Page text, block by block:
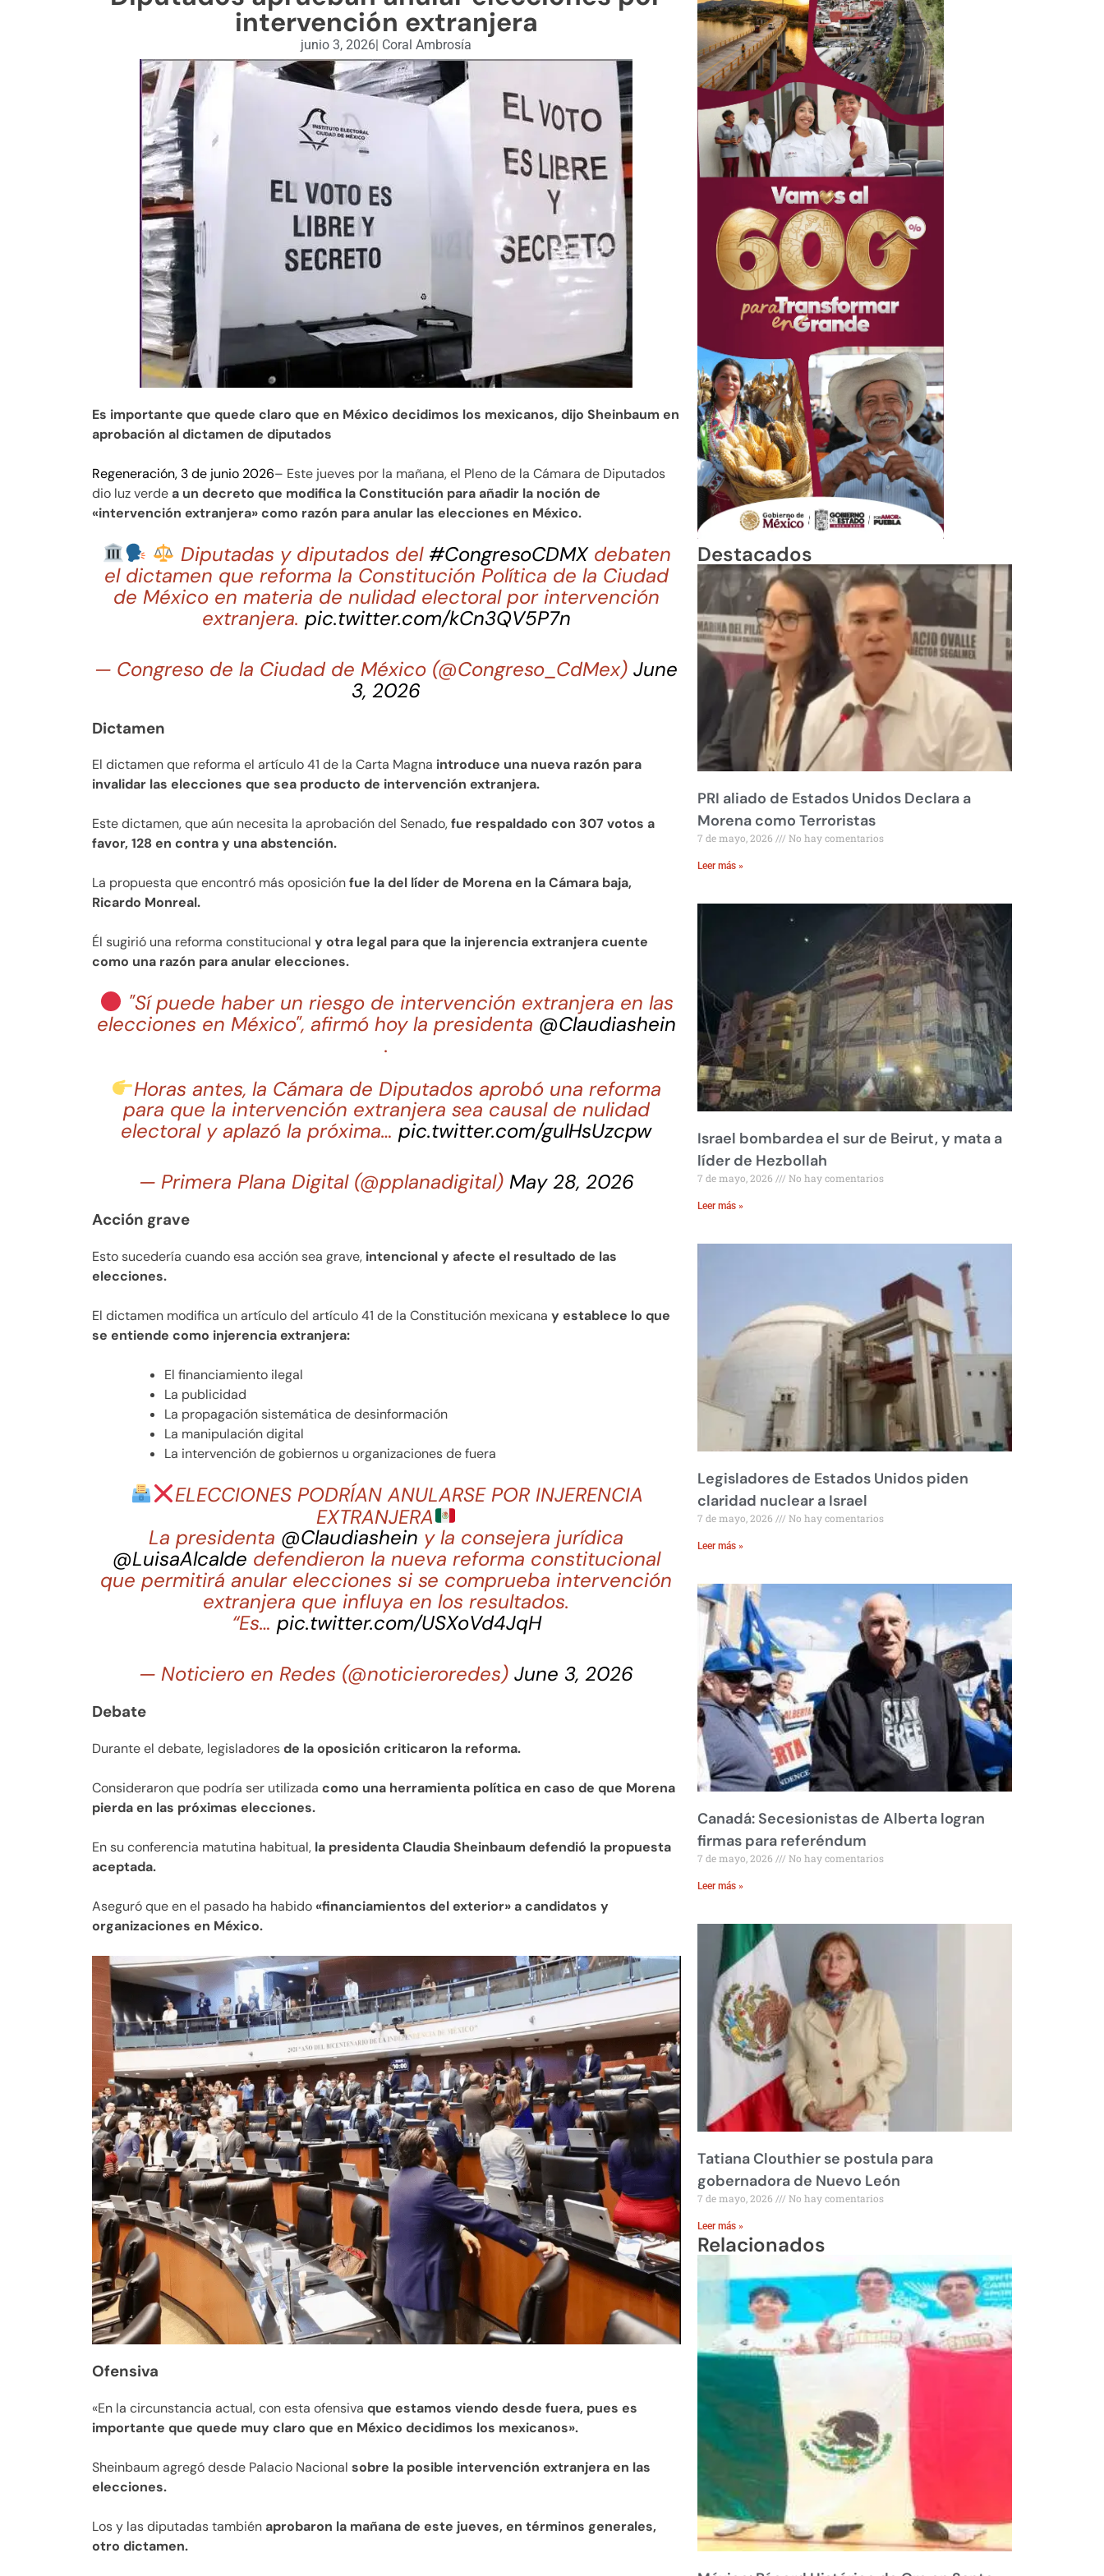
intervención extranjera
junio 3, 2026 Coral Ambrosía
Es importante que quede claro que en México decidimos los mexicanos, dijo Sheinbaum en
aprobación al dictamen de diputados
Regeneración, 3 de junio 2026– Este jueves por la mañana, el Pleno de la Cámara de Diputados
dio luz verdea un decreto que modifica la Constitución para añadir la noción de
«intervención extranjera» como razón para anular las elecciones en México.
Diputadas y diputados del #CongresoCDMXdebaten
el dictamen que reforma la Constitución Política de la Ciudad
de México en materia de nulidad electoral por intervención
extranjera. pic.twitter.com/kCn3QV5P7n
— Congreso de la Ciudad de México (@Congreso_CdMex)June
3, 2026
Dictamen
El dictamen que reforma el artículo 41 de la Carta Magna introduce una nueva razón para
invalidar las elecciones que sea producto de intervención extranjera.
Este dictamen, que aún necesita la aprobación del Senado,fue respaldado con 307 votos a
favor, 128 en contra y una abstención.
La propuesta que encontró más oposiciónfue la del líder de Morena en la Cámara baja,
Ricardo Monreal.
Él sugirió una reforma constitucional y otra legal para que la injerencia extranjera cuente
como una razón para anular elecciones.
"Sí puede haber un riesgo de intervención extranjera en las
elecciones en México", afirmó hoy la presidenta @Claudiashein
.
Horas antes, la Cámara de Diputados aprobó una reforma
para que la intervención extranjera sea causal de nulidad
electoral y aplazó la próxima…pic.twitter.com/gulHsUzcpw
— Primera Plana Digital (@pplanadigital) May 28, 2026
Acción grave
Esto sucedería cuando esa acción sea grave, intencional y afecte el resultado de las
elecciones.
El dictamen modifica un artículo del artículo 41 de la Constitución mexicana y establece lo que
se entiende como injerencia extranjera:
El financiamiento ilegal
La publicidad
La propagación sistemática de desinformación
La manipulación digital
La intervención de gobiernos u organizaciones de fuera
ELECCIONES PODRÍAN ANULARSE POR INJERENCIA
EXTRANJERA
La presidenta @Claudiashein y la consejera jurídica
@LuisaAlcalde defendieron la nueva reforma constitucional
que permitirá anular elecciones si se comprueba intervención
extranjera que influya en los resultados.
“Es… pic.twitter.com/USXoVd4JqH
— Noticiero en Redes (@noticieroredes)June 3, 2026
Debate
Durante el debate, legisladoresde la oposición criticaron la reforma.
Consideraron que podría ser utilizada como una herramienta política en caso de que Morena
pierda en las próximas elecciones.
En su conferencia matutina habitual, la presidenta Claudia Sheinbaum defendió la propuesta
aceptada.
Aseguró que en el pasado ha habido«financiamientos del exterior» a candidatos y
organizaciones en México.
Ofensiva
«En la circunstancia actual, con esta ofensiva que estamos viendo desde fuera, pues es
importante que quede muy claro que en México decidimos los mexicanos».
Sheinbaum agregó desde Palacio Nacional sobre la posible intervención extranjera en las
elecciones.
Los y las diputadas tambiénaprobaron la mañana de este jueves, en términos generales,
otro dictamen.
Destacados
PRI aliado de Estados Unidos Declara a
Morena como Terroristas
7 de mayo, 2026 No hay comentarios
Leer más »
Israel bombardea el sur de Beirut, y mata a
líder de Hezbollah
7 de mayo, 2026 No hay comentarios
Leer más »
Legisladores de Estados Unidos piden
claridad nuclear a Israel
7 de mayo, 2026 No hay comentarios
Leer más »
Canadá: Secesionistas de Alberta logran
firmas para referéndum
7 de mayo, 2026 No hay comentarios
Leer más »
Tatiana Clouthier se postula para
gobernadora de Nuevo León
7 de mayo, 2026 No hay comentarios
Leer más »
Relacionados